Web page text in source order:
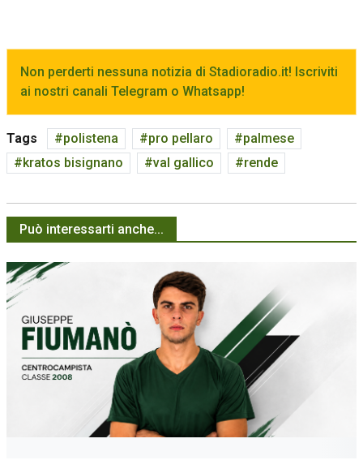
Non perderti nessuna notizia di Stadioradio.it! Iscriviti
ai nostri canali Telegram o Whatsapp!
Tags polistena pro pellaro
palmese
kratos bisignano
val gallico rende
Può interessarti anche...